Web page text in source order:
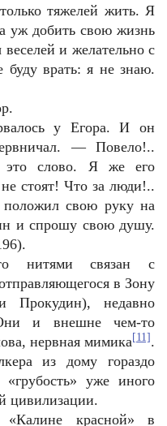
тяжелей жить. Я
уж добить свою жизнь
и желательно с
буду врать: я не знаю.
у Егора. И он
— Повело!..
это слово. Я же его
стоят! Что за люди!..
свою руку на
и спрошу свою душу.
нитями связан с
в Зону
Прокудин), недавно
и внешне чем-то
нервная мимика[11] .
из дому гораздо
уже иного
цивилизации.
красной» в